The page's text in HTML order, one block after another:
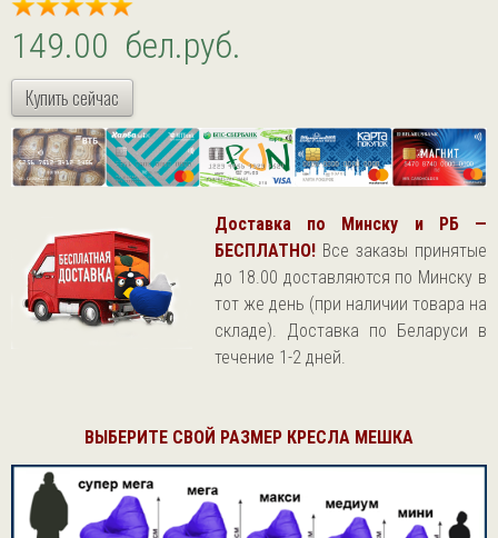
149.00 бел.руб.
Купить сейчас
Доставка по Минску и РБ —
БЕСПЛАТНО! Все заказы принятые
до 18.00 доставляются по Минску в
тот же день (при наличии товара на
складе). Доставка по Беларуси в
течение 1-2 дней.
ВЫБЕРИТЕ СВОЙ РАЗМЕР КРЕСЛА МЕШКА